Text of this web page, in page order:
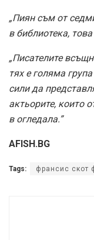
„Пиян съм от
в библиотека,
„Писателите
тях е голяма
сили да
актьорите, които
в огледала.”
AFISH.BG
Tags: франсис скот